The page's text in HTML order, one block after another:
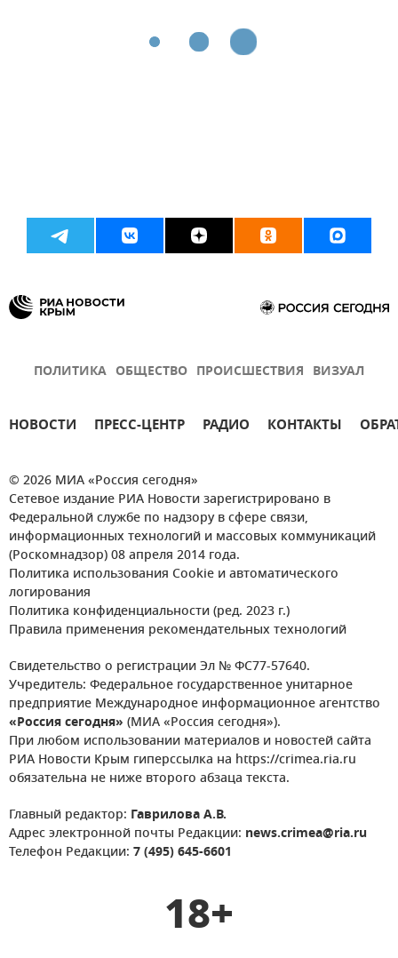
ПОЛИТИКА ОБЩЕСТВО ПРОИСШЕСТВИЯ ВИЗУАЛ
НОВОСТИ ПРЕСС-ЦЕНТР РАДИО КОНТАКТЫ
© 2026 МИА «Россия сегодня»
Сетевое издание РИА Новости зарегистрировано в
Федеральной службе по надзору в сфере связи,
информационных технологий и массовых коммуникаций
(Роскомнадзор) 08 апреля 2014 года.
Политика использования Cookie и автоматического
логирования
Политика конфиденциальности (ред. 2023 г.)
Правила применения рекомендательных технологий
Свидетельство о регистрации Эл № ФС77-57640.
Учредитель: Федеральное государственное унитарное
предприятие Международное информационное агентство
«Россия сегодня» (МИА «Россия сегодня»).
При любом использовании материалов и новостей сайта
РИА Новости Крым гиперссылка на https://crimea.ria.ru
обязательна не ниже второго абзаца текста.
Главный редактор: Гаврилова А.В.
Адрес электронной почты Редакции: news.crimea@ria.ru
Телефон Редакции: 7 (495) 645-6601
18+